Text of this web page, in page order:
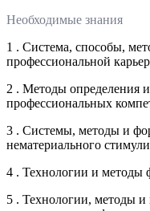
Необходимые знания
1 . Система, способы,
профессиональной
2 . Методы определения
профессиональных
3 . Системы, методы и
нематериального
4 . Технологии и методы
5 . Технологии, методы и